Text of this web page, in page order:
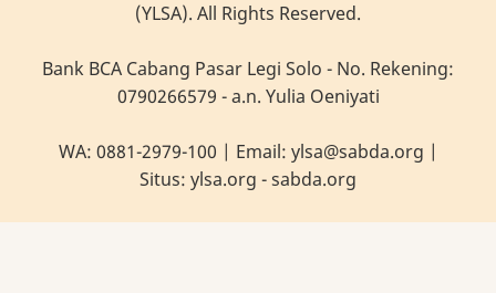
(YLSA). All Rights Reserved.
Bank BCA Cabang Pasar Legi Solo - No. Rekening:
0790266579 - a.n. Yulia Oeniyati
WA: 0881-2979-100 | Email: ylsa@sabda.org |
Situs: ylsa.org -sabda.org